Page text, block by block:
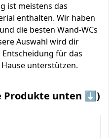
ist meistens das
enthalten. Wir haben
die besten Wand-WCs
Auswahl wird dir
für das
unterstützen.
Produkte unten ⬇️)